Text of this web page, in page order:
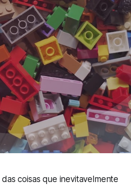
coisas que inevitavelmente